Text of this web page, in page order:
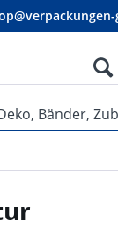
Bänder,